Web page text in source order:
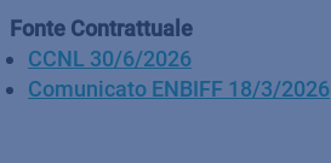
Fonte Contrattuale
CCNL 30/6/2026
Comunicato ENBIFF 18/3/2026